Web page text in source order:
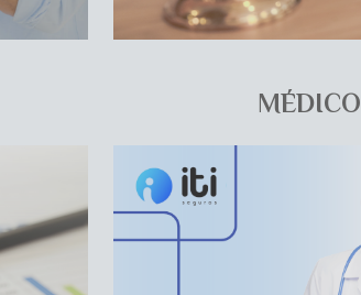
MÉDICO